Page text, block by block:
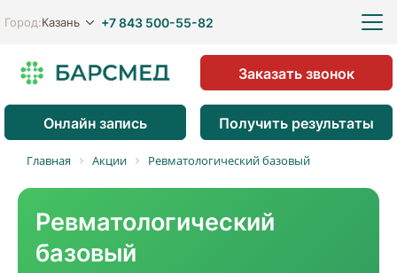
Город:Казань +7 843 500-55-82
Онлайн запись Получить результаты
Заказать звонок
Главная Акции Ревматологический базовый
Ревматологический
базовый